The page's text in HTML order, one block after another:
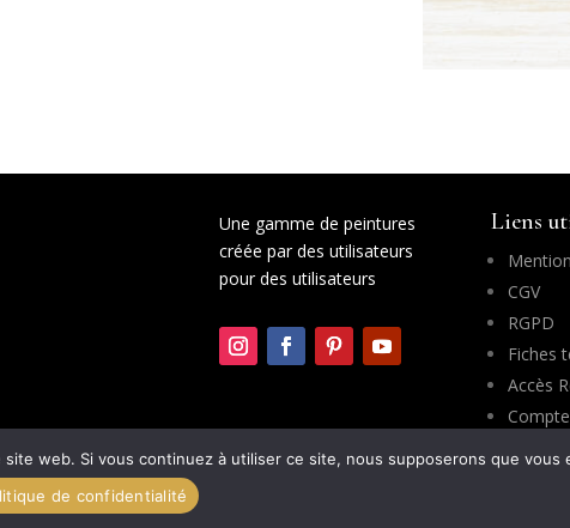
Une gamme de peintures
créée par des utilisateurs
pour des utilisateurs
Liens
CGV
RGPD
Fiches
Accès
web. Si vous continuez à utiliser ce site, nous supposerons que vous
de confidentialité